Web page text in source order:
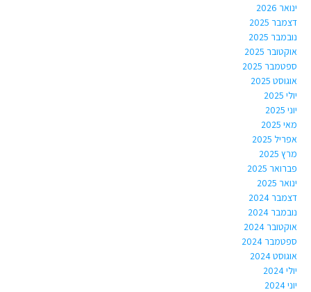
ינואר 2026
דצמבר 2025
נובמבר 2025
אוקטובר 2025
ספטמבר 2025
אוגוסט 2025
יולי 2025
יוני 2025
מאי 2025
אפריל 2025
מרץ 2025
פברואר 2025
ינואר 2025
דצמבר 2024
נובמבר 2024
אוקטובר 2024
ספטמבר 2024
אוגוסט 2024
יולי 2024
יוני 2024